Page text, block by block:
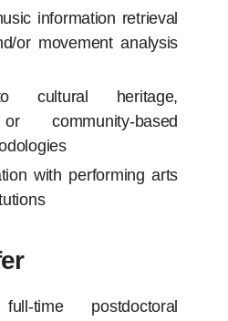
information retrieval
or movement analysis
cultural heritage,
community-based
with performing arts
time postdoctoral